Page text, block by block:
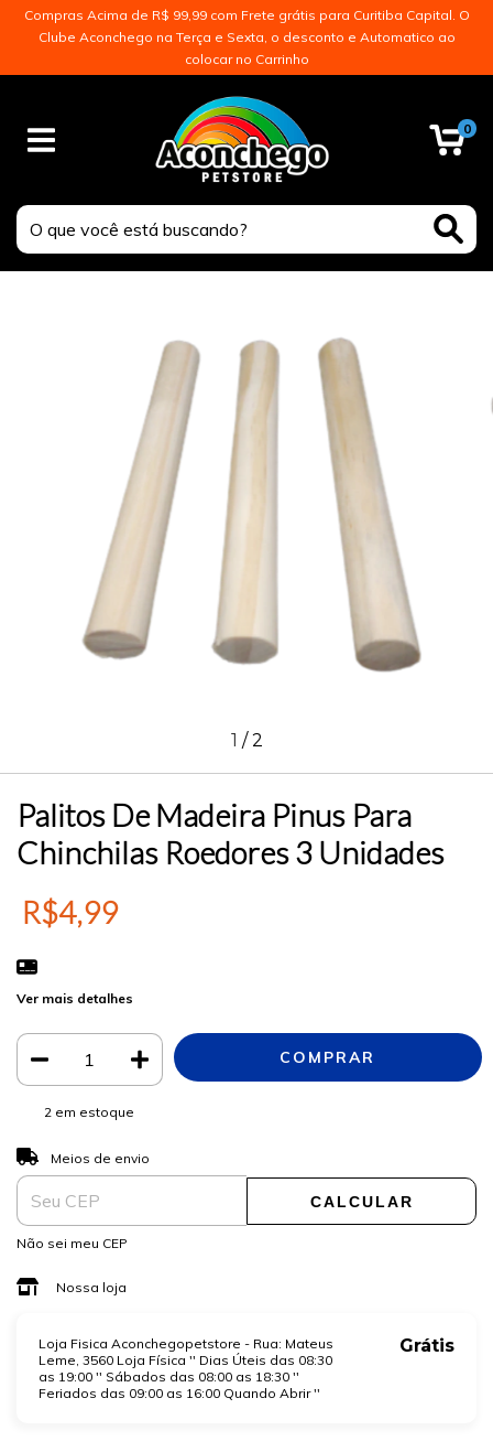
Compras Acima de R$ 99,99 com Frete grátis para Curitiba Capital. O
Clube Aconchego na Terça e Sexta, o desconto e Automatico ao
colocar no Carrinho
0
1 /2
Palitos De Madeira Pinus Para
Chinchilas Roedores 3 Unidades
R$4,99
Ver mais detalhes
2 em estoque
Entregas para o CEP:
Meios de envio
CALCULAR
Não sei meu CEP
Nossa loja
Loja Fisica Aconchegopetstore - Rua: Mateus
Leme, 3560 Loja Física '' Dias Úteis das 08:30
as 19:00 '' Sábados das 08:00 as 18:30 ''
Feriados das 09:00 as 16:00 Quando Abrir ''
Grátis